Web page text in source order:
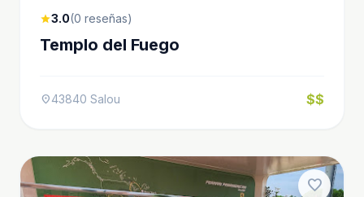
star3.0(0 reseñas)
Templo del Fuego
location_on43840 Salou $$
favorite